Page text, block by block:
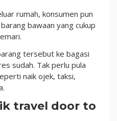
rumah, konsumen pun
bawaan yang cukup
tersebut ke bagasi
sudah. Tak perlu pula
naik ojek, taksi,
travel door to